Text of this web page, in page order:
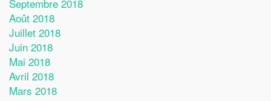
Septembre 2018
Août 2018
Juillet 2018
Juin 2018
Mai 2018
Avril 2018
Mars 2018